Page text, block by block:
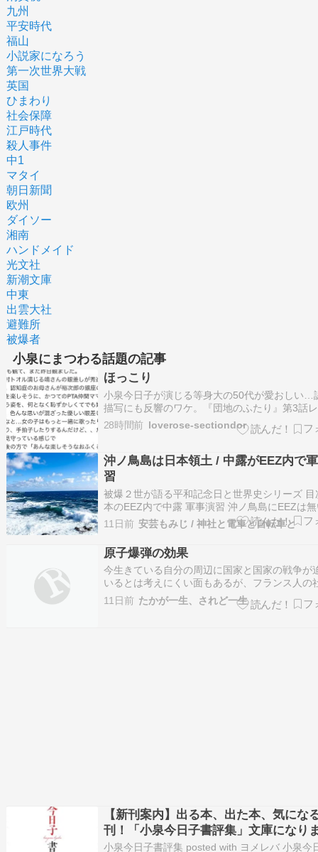
九州
平安時代
福山
小説家になろう
第一次世界大戦
英国
ひまわり
社会保障
江戸時代
殺人事件
中1
マタイ
朝日新聞
欧州
ダイソー
湘南
ハンドメイド
光文社
新潮文庫
中東
出雲大社
避難所
被爆者
小泉にまつわる話題の記事
ほっこり
小泉今日子が演じる等身大の50代が愛おしい…
描写にも反響のワケ。『団地のふたり』第3話
ー（映画チャンネル）のコメント一覧 - Yahoo!
ス小泉今日子・小林聡美主演『団地のふたり』
の穏やかな日常が描かれる…
28時間前 loverose-sectiondor
沖ノ鳥島は日本領土 / 中露がEEZ内で
習
被爆２世が語る平和記念日と世界史シリーズ 目
本のEEZ内で中露 軍事演習 沖ノ鳥島にEEZは
日本の主張と中国の見解 中国共産党の目論み
メリットは莫大にも 中国が絶対に欲しい利権
ロー礁２匹目の鯲沼阻止 中国の違法な工作物の
次を開く 日本のEEZ…
11日前 安芸もみじ / 神社と電車と自転車と
原子爆弾の効果
今生きている自分の周辺に国家と国家の戦争が
いるとは考えにくい面もあるが、フランス人の
者エマニュエル・ドット氏によれば、世界は第
界大戦の最中にあると考えるべきで、ロシアと
11日前 たかが一生、されど一生
【新刊案内】出る本、出た本、気にな
刊！「小泉今日子書評集」文庫になり
坂元裕二「死の笛」は芝居の脚本（
小泉今日子書評集 posted with ヨメレバ 小泉今